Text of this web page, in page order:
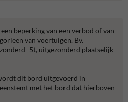
beperking van een verbod of van
van voertuigen. Bv.
-5t, uitgezonderd plaatselijk
dit bord uitgevoerd in
met het bord dat hierboven